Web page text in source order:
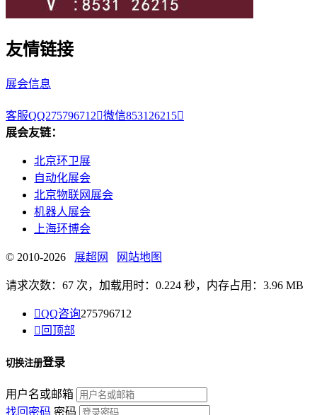
友情链接
展会信息
客服QQ275796712微信853126215
展会友链：
北京环卫展
自动化展会
北京物联网展会
机器人展会
上海环博会
© 2010-2026 展超网 网站地图
请求次数：67 次，加载用时：0.224 秒，内存占用：3.96 MB
QQ咨询275796712
 回顶部
切换注册登录
用户名或邮箱
找回密码 密码